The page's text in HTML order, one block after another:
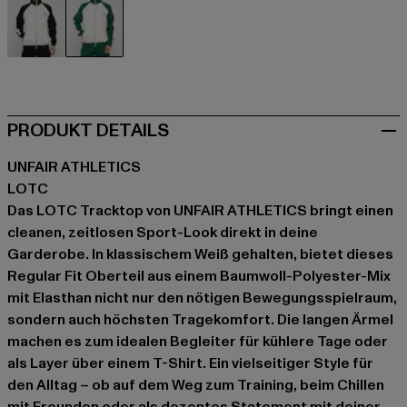
PRODUKT DETAILS
UNFAIR ATHLETICS
LOTC
Das LOTC Tracktop von UNFAIR ATHLETICS bringt einen
cleanen, zeitlosen Sport-Look direkt in deine
Garderobe. In klassischem Weiß gehalten, bietet dieses
Regular Fit Oberteil aus einem Baumwoll-Polyester-Mix
mit Elasthan nicht nur den nötigen Bewegungsspielraum,
sondern auch höchsten Tragekomfort. Die langen Ärmel
machen es zum idealen Begleiter für kühlere Tage oder
als Layer über einem T-Shirt. Ein vielseitiger Style für
den Alltag – ob auf dem Weg zum Training, beim Chillen